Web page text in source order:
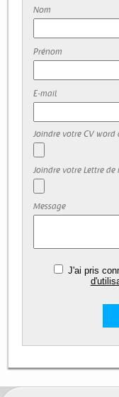
Nom
Prénom
E-mail
Joindre votre CV word
Joindre votre Lettre
Message
J'ai pris